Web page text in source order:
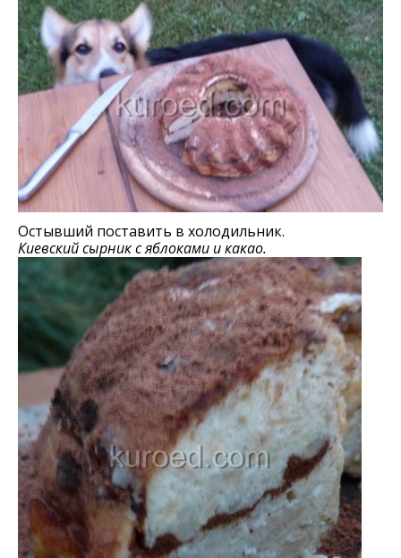
Остывший поставить в холодильник.
Киевский сырник с яблоками и какао.